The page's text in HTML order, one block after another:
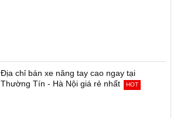
Địa chỉ bán xe nâng tay cao ngay tại
Thường Tín - Hà Nội giá rẻ nhất
HOT